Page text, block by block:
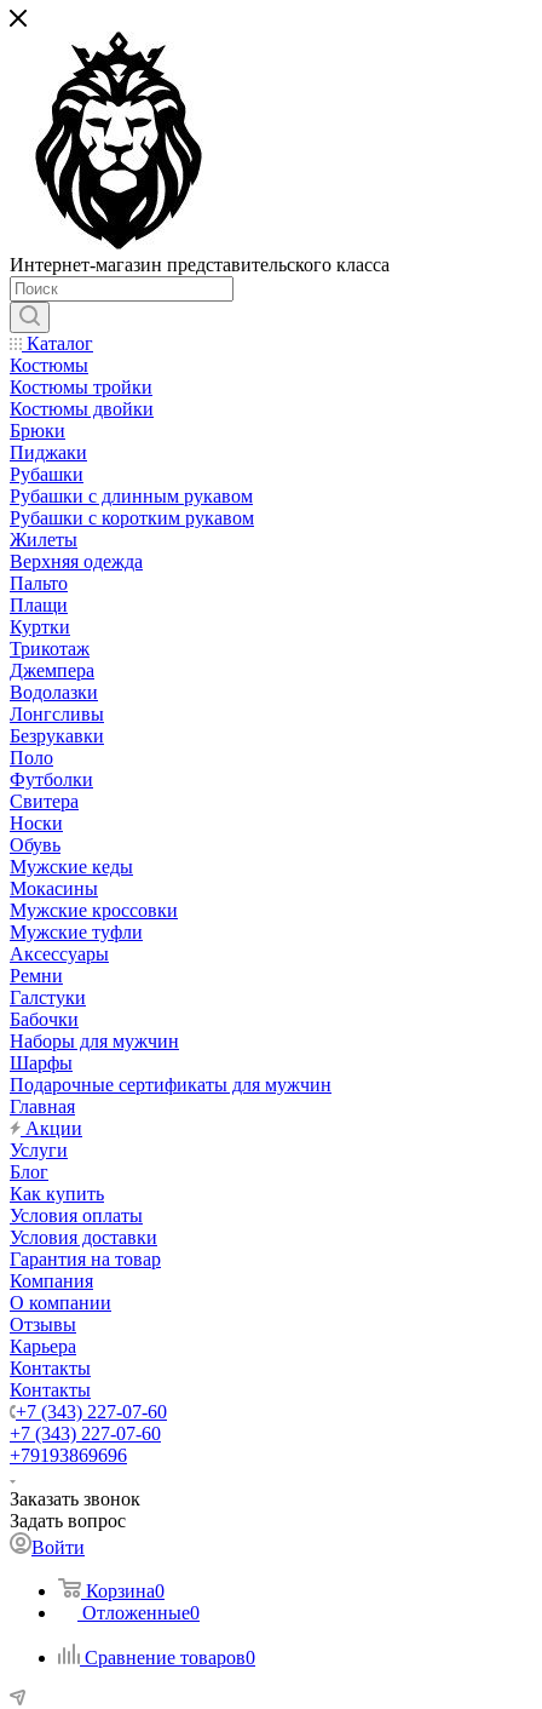
Интернет-магазин представительского класса
Каталог
Костюмы
Костюмы тройки
Костюмы двойки
Брюки
Пиджаки
Рубашки
Рубашки с длинным рукавом
Рубашки с коротким рукавом
Жилеты
Верхняя одежда
Пальто
Плащи
Куртки
Трикотаж
Джемпера
Водолазки
Лонгсливы
Безрукавки
Поло
Футболки
Свитера
Носки
Обувь
Мужские кеды
Мокасины
Мужские кроссовки
Мужские туфли
Аксессуары
Ремни
Галстуки
Бабочки
Наборы для мужчин
Шарфы
Подарочные сертификаты для мужчин
Главная
Акции
Услуги
Блог
Как купить
Условия оплаты
Условия доставки
Гарантия на товар
Компания
О компании
Отзывы
Карьера
Контакты
Контакты
+7 (343) 227-07-60
+7 (343) 227-07-60
+79193869696
Заказать звонок
Задать вопрос
Войти
Корзина0
Отложенные0
Сравнение товаров0